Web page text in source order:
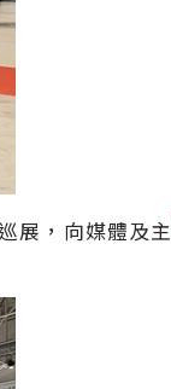
展，向媒體及主